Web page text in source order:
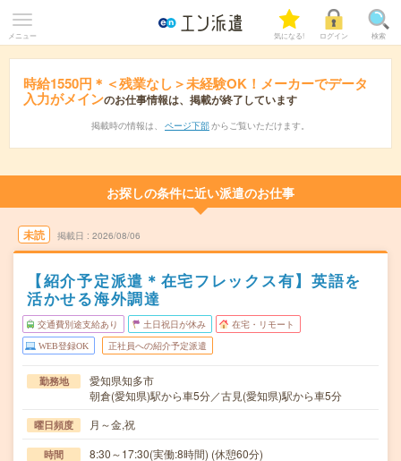
メニュー 気になる! ログイン 検索
時給1550円＊＜残業なし＞未経験OK！メーカーでデータ
入力がメインのお仕事情報は、掲載が終了しています
掲載時の情報は、 ページ下部 からご覧いただけます。
お探しの条件に近い派遣のお仕事
未読 掲載日 2026/08/06
【紹介予定派遣＊在宅フレックス有】英語を
活かせる海外調達
交通費別途支給あり 土日祝日が休み 在宅・リモート
WEB登録OK 正社員への紹介予定派遣
勤務地
愛知県知多市
朝倉(愛知県)駅から車5分／古見(愛知県)駅から車5分
曜日頻度 月～金,祝
時間 8:30～17:30(実働:8時間) (休憩60分)